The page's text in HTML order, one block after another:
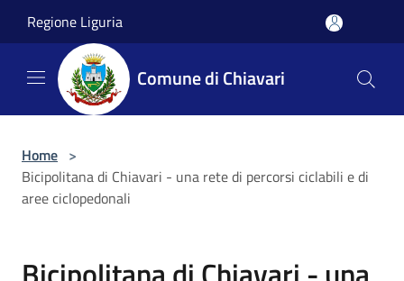
Regione Liguria
Comune di Chiavari
Home >
Bicipolitana di Chiavari - una rete di percorsi ciclabili e di
aree ciclopedonali